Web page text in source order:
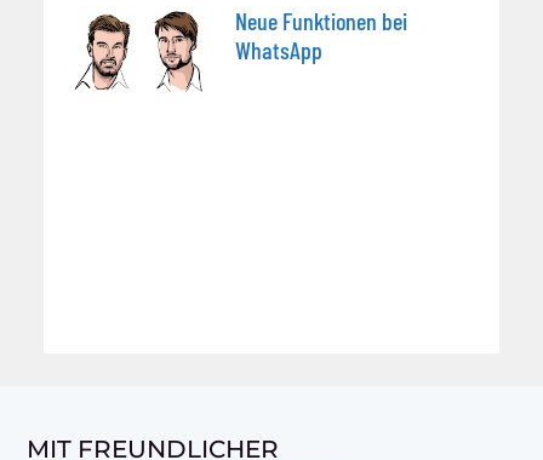
Neue Funktionen bei
WhatsApp
MIT FREUNDLICHER